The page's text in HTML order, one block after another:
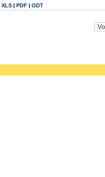
XLS | PDF | ODT